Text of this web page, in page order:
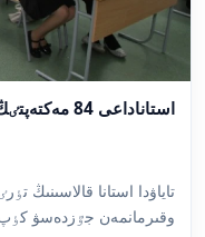
استاناداعى 84 مەكتەپتٸڭ 7 عانا تۇلعالار ەسٸمٸمەن اتالادى
وقىرمانمەن جٷزدەسۋ كٶپ